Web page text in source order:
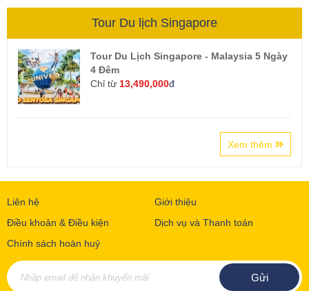
Tour Du lịch Singapore
Tour Du Lịch Singapore - Malaysia 5 Ngày
4 Đêm
Chỉ từ 13,490,000đ
Xem thêm
Liên hệ
Giới thiệu
Điều khoản & Điều kiện
Dịch vụ và Thanh toán
Chính sách hoàn huỷ